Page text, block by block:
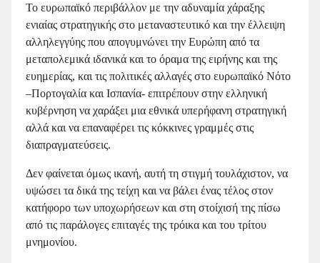
Το ευρωπαϊκό περιβάλλον με την αδυναμία χάραξης
ενιαίας στρατηγικής στο μεταναστευτικό και την έλλειψη
αλληλεγγύης που απογυμνώνει την Ευρώπη από τα
μεταπολεμικά ιδανικά και το όραμα της ειρήνης και της
ευημερίας, και τις πολιτικές αλλαγές στο ευρωπαϊκό Νότο
–Πορτογαλία και Ισπανία- επιτρέπουν στην ελληνική
κυβέρνηση να χαράξει μια εθνικά υπερήφανη στρατηγική
αλλά και να επαναφέρει τις κόκκινες γραμμές στις
διαπραγματεύσεις.
Δεν φαίνεται όμως ικανή, αυτή τη στιγμή τουλάχιστον, να
υψώσει τα δικά της τείχη και να βάλει ένας τέλος στον
κατήφορο των υποχωρήσεων και στη στοίχισή της πίσω
από τις παράλογες επιταγές της τρόικα και του τρίτου
μνημονίου.